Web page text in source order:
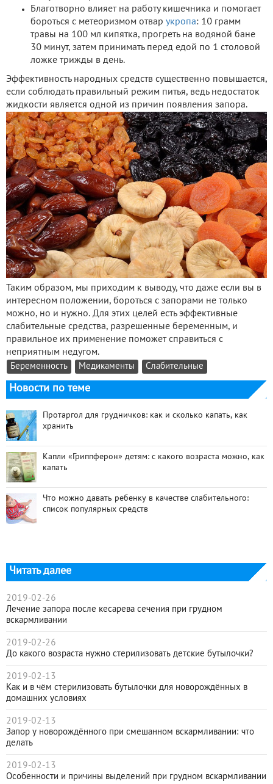
Благотворно влияет на работу кишечника и помогает
бороться с метеоризмом отвар укропа: 10 грамм
травы на 100 мл кипятка, прогреть на водяной бане
30 минут, затем принимать перед едой по 1 столовой
ложке трижды в день.
Эффективность народных средств существенно повышается,
если соблюдать правильный режим питья, ведь недостаток
жидкости является одной из причин появления запора.
Таким образом, мы приходим к выводу, что даже если вы в
интересном положении, бороться с запорами не только
можно, но и нужно. Для этих целей есть эффективные
слабительные средства, разрешенные беременным, и
правильное их применение поможет справиться с
неприятным недугом.
Беременность Медикаменты Слабительные
Новости по теме
Протаргол для грудничков: как и сколько капать, как
хранить
Капли «Гриппферон» детям: с какого возраста можно, как
капать
Что можно давать ребенку в качестве слабительного:
список популярных средств
Читать далее
2019-02-26
Лечение запора после кесарева сечения при грудном
вскармливании
2019-02-26
До какого возраста нужно стерилизовать детские бутылочки?
2019-02-13
Как и в чём стерилизовать бутылочки для новорождённых в
домашних условиях
2019-02-13
Запор у новорождённого при смешанном вскармливании: что
делать
2019-02-13
Особенности и причины выделений при грудном вскармливании